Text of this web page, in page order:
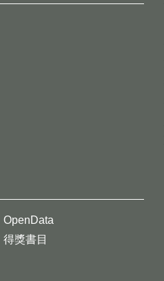
OpenData
得獎書目